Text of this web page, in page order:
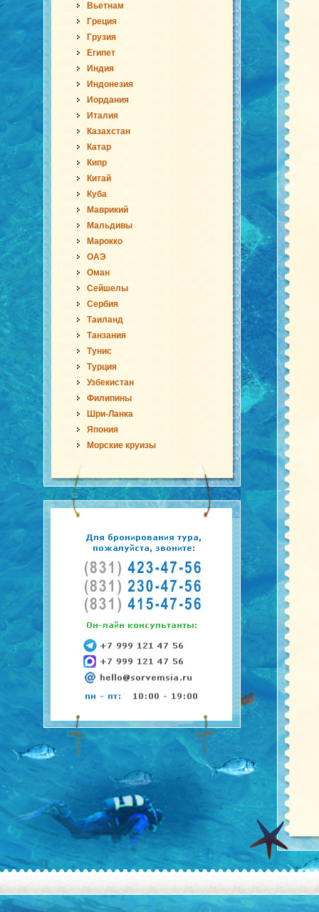
Вьетнам
Греция
Грузия
Египет
Индия
Индонезия
Иордания
Италия
Казахстан
Катар
Кипр
Китай
Куба
Маврикий
Мальдивы
Марокко
ОАЭ
Оман
Сейшелы
Сербия
Таиланд
Танзания
Тунис
Турция
Узбекистан
Филипины
Шри-Ланка
Япония
Морские круизы